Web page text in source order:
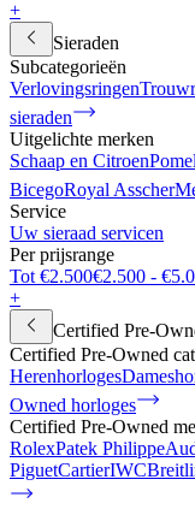
+
Sieraden
Subcategorieën
Verlovingsringen
sieraden
Uitgelichte merken
Schaap en Citroen
BicegoRoyal Asscher
Service
Uw sieraad servicen
Per prijsrange
Tot €2.500€2.500 -
+
Certified Pre-
Certified Pre-Owned
Herenhorloges
Owned horloges
Certified Pre-Owned
RolexPatek Philippe
PiguetCartierIWC